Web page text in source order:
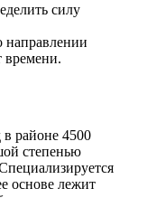
силу
направлении
в районе 4500
степенью
основе лежит